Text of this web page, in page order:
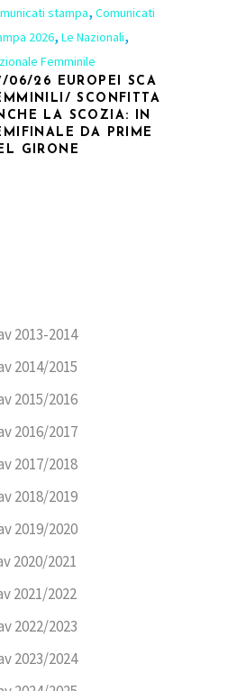
stampa, Comunicati
2026, Le Nazionali,
Femminile
06/26 EUROPEI SCA
SCONFITTA
LA SCOZIA: IN
DA PRIME
GIRONE
2013-2014
2014/2015
2015/2016
2016/2017
2017/2018
2018/2019
2019/2020
2020/2021
2021/2022
2022/2023
2023/2024